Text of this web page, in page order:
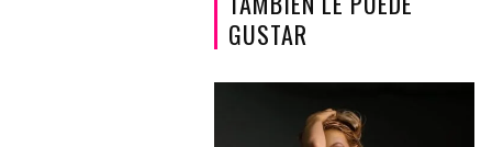
GUSTAR